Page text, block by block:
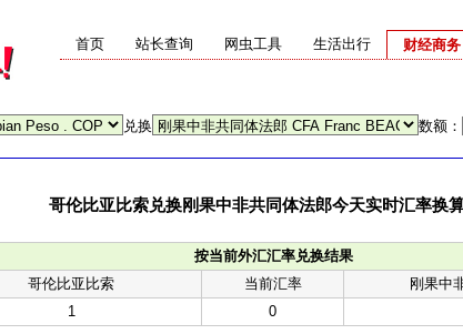
首页 站长查询 网虫工具 生活出行
财经商务
兑换 数额：
哥伦比亚比索兑换刚果中非共同体法郎今天实时汇率换
按当前外汇汇率兑换结果
哥伦比亚比索
当前汇率
刚果中
1
0